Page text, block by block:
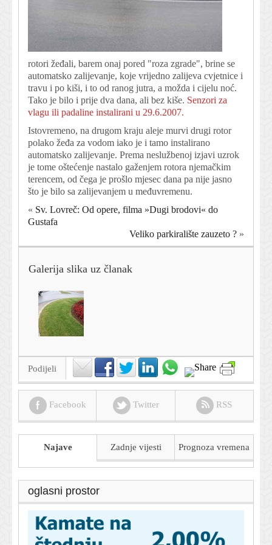
rotori žeđali, barem onaj pored "roza zgrade", brine se
automatsko zalijevanje, koje vrijedno zalijeva cvjetnice i
travu i po kiši, i to od ranog jutra, a možda i cijelu noć.
Tako je bilo i prije dva dana, ali bez kiše. Senzori za
vlagu ili padaline instalirani u 29.6.2007.
Istovremeno, na drugom kraju aleje murvi drugi rotor
polako žeđa za vodom iako je i tamo instalirano
automatsko zalijevanje. Prema neslužbenoj izjavi uzrok
je tome oštećenje nastalo gaženjem rotora njemačkim
terencem, od čega je prošlo mjesec dana pa nije jasno
što je bilo sa zalijevanjem u međuvremenu.
« Sv. Lovreč: Od opere, filma »Dugi brodovi« do
Gustafa
Veliko parkiralište zauzeto ? »
Galerija slika uz članak
Podijeli
Facebook Twitter RSS
Najave Zadnje vijesti Prognoza vremena
oglasni prostor